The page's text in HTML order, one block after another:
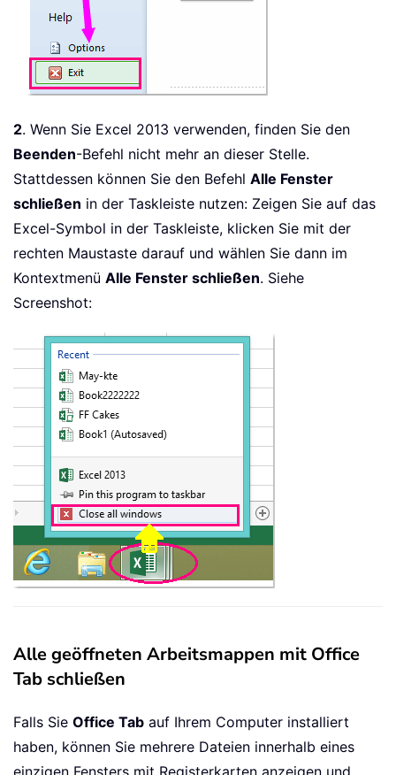
2. Wenn Sie Excel 2013 verwenden, finden Sie den
Beenden-Befehl nicht mehr an dieser Stelle.
Stattdessen können Sie den Befehl Alle Fenster
schließen in der Taskleiste nutzen: Zeigen Sie auf das
Excel-Symbol in der Taskleiste, klicken Sie mit der
rechten Maustaste darauf und wählen Sie dann im
Kontextmenü Alle Fenster schließen. Siehe
Screenshot:
Alle geöffneten Arbeitsmappen mit Office
Tab schließen
Falls Sie Office Tab auf Ihrem Computer installiert
haben, können Sie mehrere Dateien innerhalb eines
einzigen Fensters mit Registerkarten anzeigen und